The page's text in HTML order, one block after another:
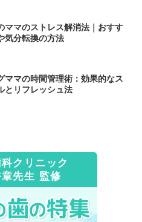
ママのストレス解消法｜おすす
気分転換の方法
ママの時間管理術：効果的なス
とリフレッシュ法
クリニック
先生 監修